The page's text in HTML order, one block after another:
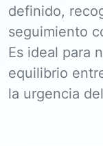
definido,
seguimiento
Es ideal para
equilibrio
la urgencia